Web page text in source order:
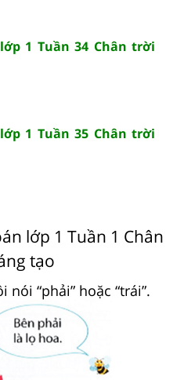
1 Tuần 34 Chân trời
1 Tuần 35 Chân trời
lớp 1 Tuần 1 Chân
tạo
“phải” hoặc “trái”.